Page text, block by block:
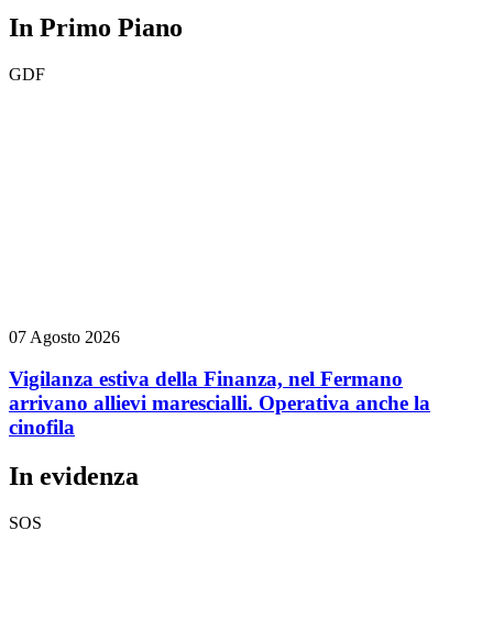
In Primo Piano
GDF
07 Agosto 2026
Vigilanza estiva della Finanza, nel Fermano
arrivano allievi marescialli. Operativa anche la
cinofila
In evidenza
SOS